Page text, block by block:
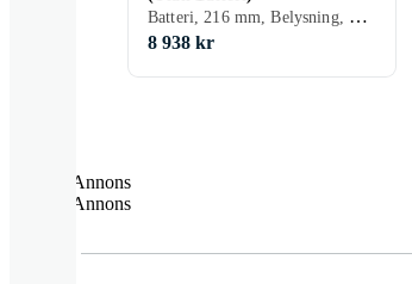
Batteri, 216 mm, Belysning, Borstlös motor, Klyvsåg, Glidstänger
8 938 kr
Annons
Annons